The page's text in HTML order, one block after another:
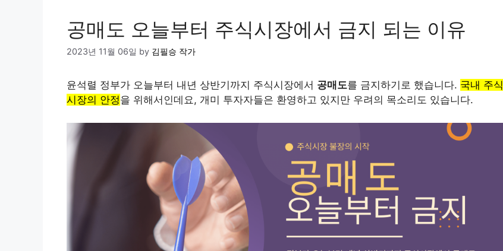
공매도 오늘부터 주식시장에서 금지 되는 이유
2023년 11월 06일 by 김필승 작가
윤석렬 정부가 오늘부터 내년 상반기까지 주식시장에서 공매도를 금지하기로 했습니다. 국내 주식
시장의 안정을 위해서인데요, 개미 투자자들은 환영하고 있지만 우려의 목소리도 있습니다.